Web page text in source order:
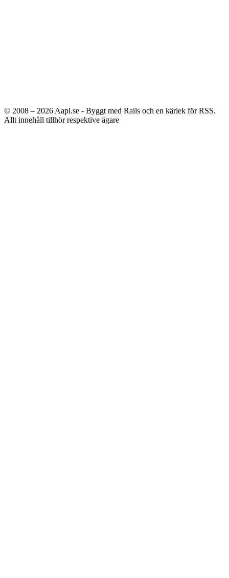
© 2008 – 2026 Aapl.se - Byggt med Rails och en kärlek för RSS.
Allt innehåll tillhör respektive ägare